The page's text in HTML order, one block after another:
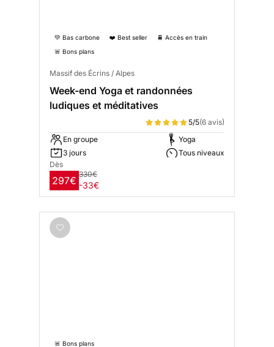
💚 Bas carbone ❤️ Best seller
🚆 Accès en train
🚨 Bons plans
Massif des Écrins / Alpes
Week-end Yoga et randonnées
ludiques et méditatives
5/5(6 avis)
En groupe
3 jours
Yoga
Tous niveaux
Dès
297€
330€
-33€
🚨 Bons plans